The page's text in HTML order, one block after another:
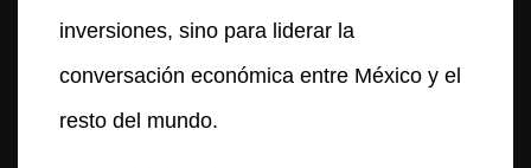
inversiones, sino para liderar la
conversación económica entre México y el
resto del mundo.